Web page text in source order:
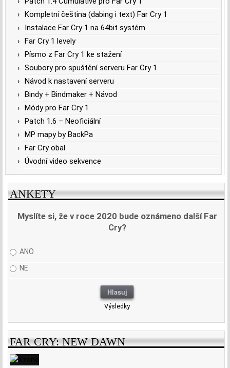
Kompletní čeština (dabing i text) Far Cry 1
Instalace Far Cry 1 na 64bit systém
Far Cry 1 levely
Písmo z Far Cry 1 ke stažení
Soubory pro spuštění serveru Far Cry 1
Návod k nastavení serveru
Bindy + Bindmaker + Návod
Módy pro Far Cry 1
Patch 1.6 – Neoficiální
MP mapy by BackPa
Far Cry obal
Úvodní video sekvence
ANKETY
Myslíte si, že v roce 2020 bude oznámeno další Far
Cry?
ANO
NE
Výsledky
FAR CRY: NEW DAWN